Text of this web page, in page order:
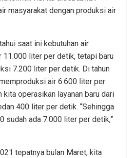
masyarakat dengan produksi air
saat ini kebutuhan air
11.000 liter per detik, tetapi baru
7.200 liter per detik. Di tahun
air 6.600 liter per
kita operasikan layanan baru dari
400 liter per detik. “Sehingga
sudah ada 7.000 liter per detik,”
tepatnya bulan Maret, kita